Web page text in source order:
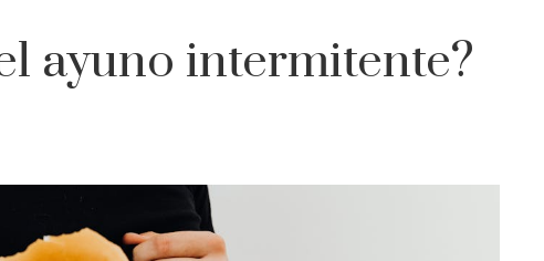
ayuno intermitente?